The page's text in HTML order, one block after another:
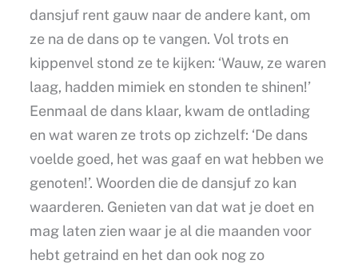
dansjuf rent gauw naar de andere kant, om
ze na de dans op te vangen. Vol trots en
kippenvel stond ze te kijken: ‘Wauw, ze waren
laag, hadden mimiek en stonden te shinen!’
Eenmaal de dans klaar, kwam de ontlading
en wat waren ze trots op zichzelf: ‘De dans
voelde goed, het was gaaf en wat hebben we
genoten!’. Woorden die de dansjuf zo kan
waarderen. Genieten van dat wat je doet en
mag laten zien waar je al die maanden voor
hebt getraind en het dan ook nog zo